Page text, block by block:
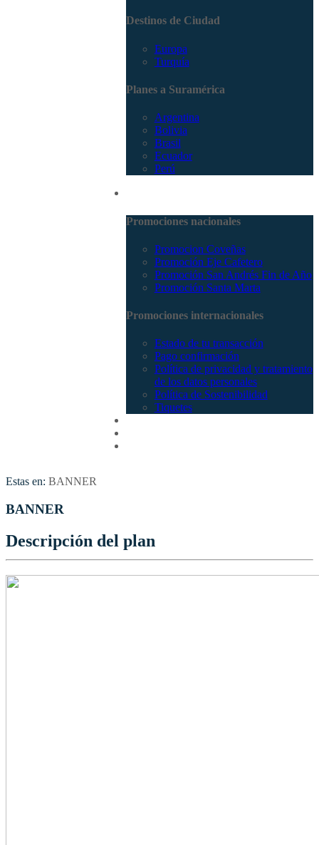
Destinos de Ciudad
Europa
Turquía
Planes a Suramérica
Argentina
Bolivia
Brasil
Ecuador
Perú
Promociones nacionales
Promocion Coveñas
Promoción Eje Cafetero
Promoción San Andrés Fin de Año
Promoción Santa Marta
Promociones internacionales
Estado de tu transacción
Pago confirmación
Política de privacidad y tratamiento
de los datos personales
Política de Sostenibilidad
Tiquetes
Estas en: BANNER
BANNER
Descripción del plan